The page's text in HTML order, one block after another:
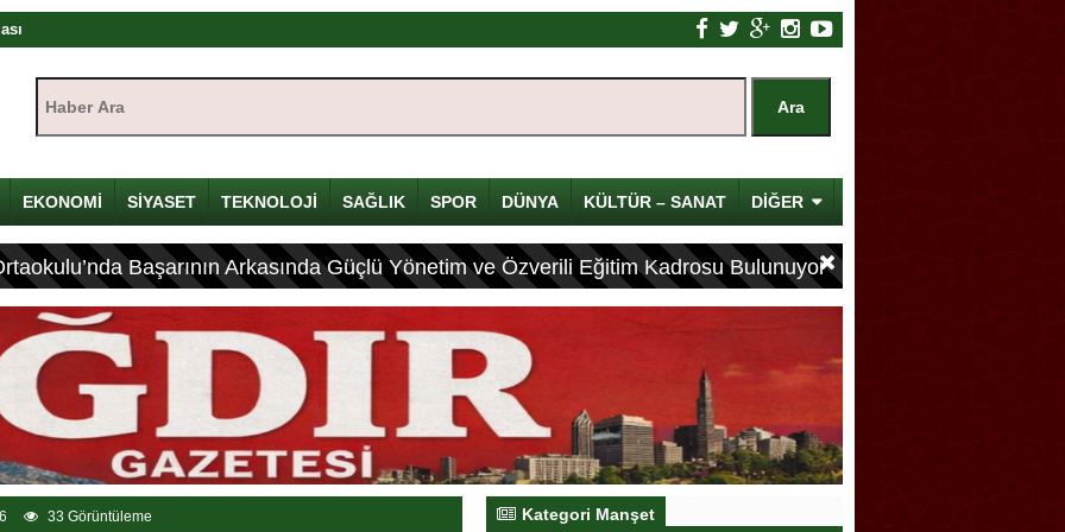
Iğdır’da başlıyor
Mirası
4 Yaralı
EKONOMİ SİYASET TEKNOLOJİ SAĞLIK SPOR DÜNYA KÜLTÜR – SANAT DİĞER
Başarının Arkasında Güçlü Yönetim ve Özverili Eğitim Kadrosu Bulunuyor
33 Görüntüleme Kategori Manşet